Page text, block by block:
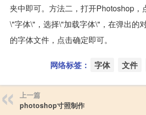
夹中即可。方法二，打开Photoshop，
\"字体\"，选择\"加载字体\"，在弹出的
的字体文件，点击确定即可。
网络标签： 字体 文件
上一篇
photoshop寸照制作